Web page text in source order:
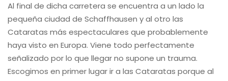
Al final de dicha carretera se encuentra a un lado la
pequeña ciudad de Schaffhausen y al otro las
Cataratas más espectaculares que probablemente
haya visto en Europa. Viene todo perfectamente
señalizado por lo que llegar no supone un trauma.
Escogimos en primer lugar ir a las Cataratas porque al